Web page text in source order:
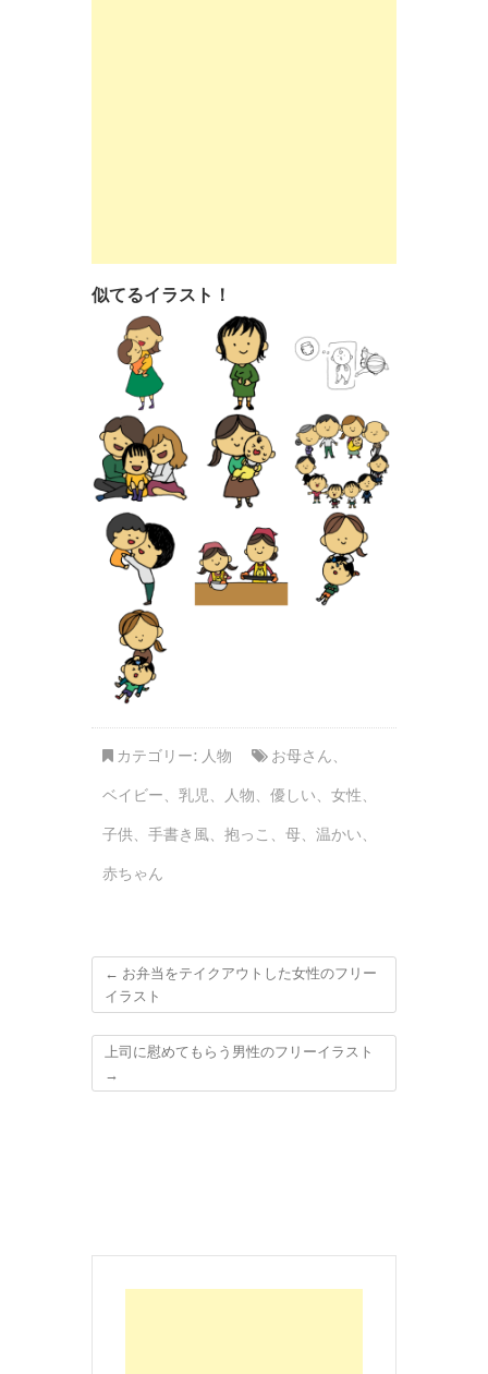
似てるイラスト！
カテゴリー: 人物 お母さん、
ベイビー、 乳児、 人物、 優しい、 女性、
子供、 手書き風、 抱っこ 、 母、 温かい、
赤ちゃん
← お弁当をテイクアウトした女性のフリー
イラスト
上司に慰めてもらう男性のフリーイラスト
→